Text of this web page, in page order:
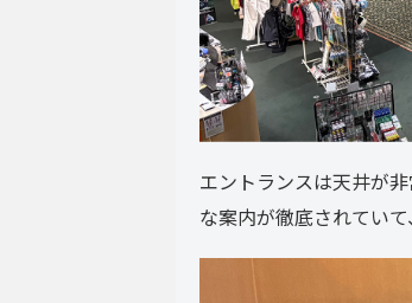
エントランスは天井が
な案内が徹底されてい